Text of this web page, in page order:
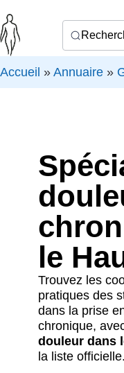
Accueil » Annuaire »
le
Trouvez les
pratiques des
dans la prise
chronique,
douleur dans
la liste officielle.